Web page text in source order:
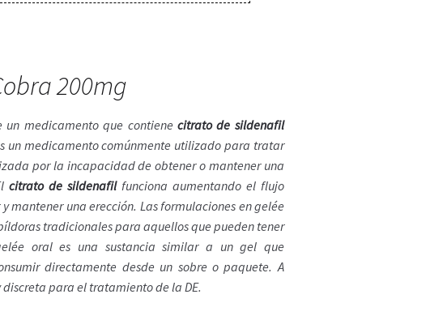
200mg
un medicamento que contiene citrato de sildenafil
un medicamento comúnmente utilizado para tratar
por la incapacidad de obtener o mantener una
citrato de sildenafilfunciona aumentando el flujo
mantener una erección. Las formulaciones en gelée
tradicionales para aquellos que pueden tener
oral es una sustancia similar a un gel que
directamente desde un sobre o paquete. A
para el tratamiento de la DE.